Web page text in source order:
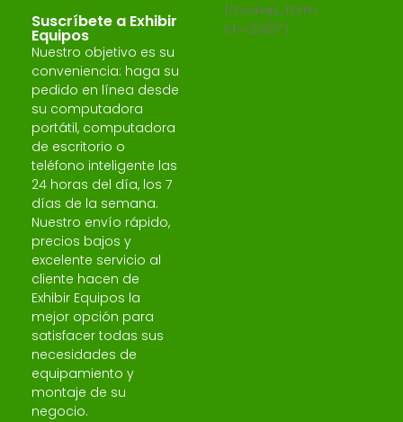
Suscríbete a Exhibir
Equipos
Nuestro objetivo es su
conveniencia: haga su
pedido en línea desde
su computadora
portátil, computadora
de escritorio o
teléfono inteligente las
24 horas del día, los 7
días de la semana.
Nuestro envío rápido,
precios bajos y
excelente servicio al
cliente hacen de
Exhibir Equipos la
mejor opción para
satisfacer todas sus
necesidades de
equipamiento y
montaje de su
negocio.
[mc4wp_form
id=»2383″]